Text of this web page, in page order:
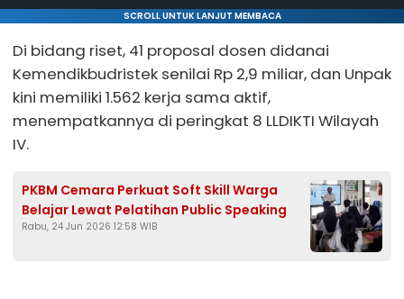
SCROLL UNTUK LANJUT MEMBACA
Di bidang riset, 41 proposal dosen didanai
Kemendikbudristek senilai Rp 2,9 miliar, dan Unpak
kini memiliki 1.562 kerja sama aktif,
menempatkannya di peringkat 8 LLDIKTI Wilayah
IV.
PKBM Cemara Perkuat Soft Skill Warga
Belajar Lewat Pelatihan Public Speaking
Rabu, 24 Jun 2026 12:58 WIB